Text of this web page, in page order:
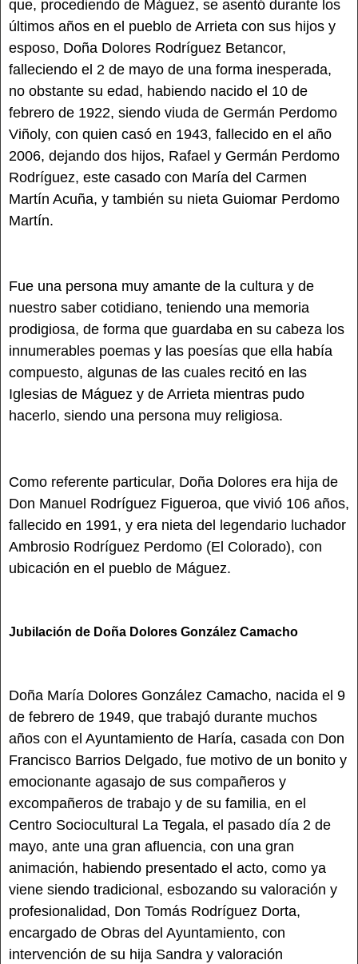
que, procediendo de Máguez, se asentó durante los
últimos años en el pueblo de Arrieta con sus hijos y
esposo, Doña Dolores Rodríguez Betancor,
falleciendo el 2 de mayo de una forma inesperada,
no obstante su edad, habiendo nacido el 10 de
febrero de 1922, siendo viuda de Germán Perdomo
Viñoly, con quien casó en 1943, fallecido en el año
2006, dejando dos hijos, Rafael y Germán Perdomo
Rodríguez, este casado con María del Carmen
Martín Acuña, y también su nieta Guiomar Perdomo
Martín.
Fue una persona muy amante de la cultura y de
nuestro saber cotidiano, teniendo una memoria
prodigiosa, de forma que guardaba en su cabeza los
innumerables poemas y las poesías que ella había
compuesto, algunas de las cuales recitó en las
Iglesias de Máguez y de Arrieta mientras pudo
hacerlo, siendo una persona muy religiosa.
Como referente particular, Doña Dolores era hija de
Don Manuel Rodríguez Figueroa, que vivió 106 años,
fallecido en 1991, y era nieta del legendario luchador
Ambrosio Rodríguez Perdomo (El Colorado), con
ubicación en el pueblo de Máguez.
Jubilación de Doña Dolores González Camacho
Doña María Dolores González Camacho, nacida el 9
de febrero de 1949, que trabajó durante muchos
años con el Ayuntamiento de Haría, casada con Don
Francisco Barrios Delgado, fue motivo de un bonito y
emocionante agasajo de sus compañeros y
excompañeros de trabajo y de su familia, en el
Centro Sociocultural La Tegala, el pasado día 2 de
mayo, ante una gran afluencia, con una gran
animación, habiendo presentado el acto, como ya
viene siendo tradicional, esbozando su valoración y
profesionalidad, Don Tomás Rodríguez Dorta,
encargado de Obras del Ayuntamiento, con
intervención de su hija Sandra y valoración